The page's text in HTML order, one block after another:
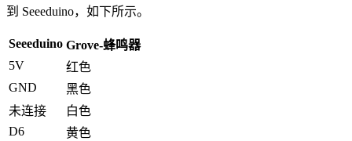
到 Seeeduino，如下所示。
Seeeduino Grove-蜂鸣器
5V
红色
GND
黑色
未连接
白色
D6
黄色